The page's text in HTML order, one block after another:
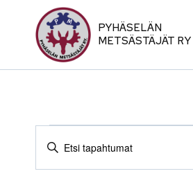
sisältöön
PYHÄSELÄN
METSÄSTÄJÄT RY
Syötä